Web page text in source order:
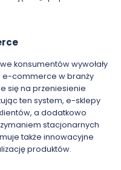
konsumentów wywołały
e-commerce w branży
się na przeniesienie
ten system, e-sklepy
a dodatkowo
stacjonarnych
także innowacyjne
produktów.